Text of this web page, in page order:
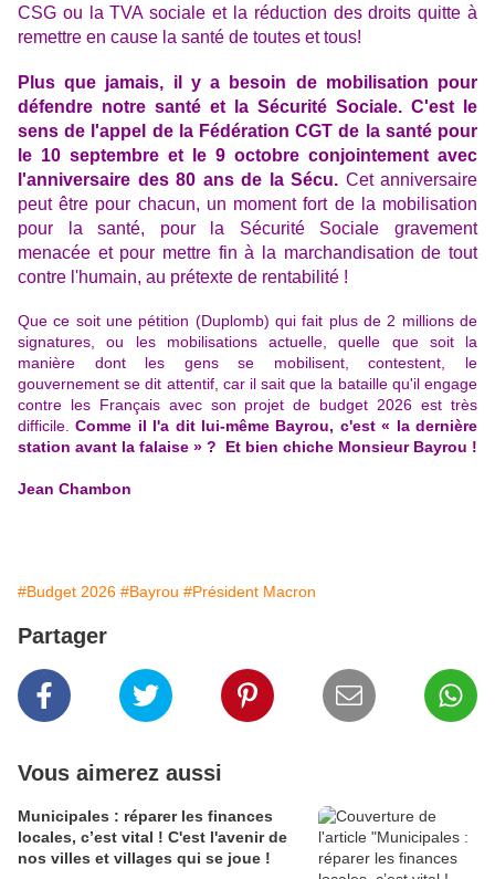
CSG ou la TVA sociale et la réduction des droits quitte à
remettre en cause la santé de toutes et tous!
Plus que jamais, il y a besoin de mobilisation pour
défendre notre santé et la Sécurité Sociale. C'est le
sens de l'appel de la Fédération CGT de la santé pour
le 10 septembre et le 9 octobre conjointement avec
l'anniversaire des 80 ans de la Sécu. Cet anniversaire
peut être pour chacun, un moment fort de la mobilisation
pour la santé, pour la Sécurité Sociale gravement
menacée et pour mettre fin à la marchandisation de tout
contre l'humain, au prétexte de rentabilité !
Que ce soit une pétition (Duplomb) qui fait plus de 2 millions de
signatures, ou les mobilisations actuelle, quelle que soit la
manière dont les gens se mobilisent, contestent, le
gouvernement se dit attentif, car il sait que la bataille qu'il engage
contre les Français avec son projet de budget 2026 est très
difficile.Comme il l'a dit lui-même Bayrou, c'est « la dernière
station avant la falaise » ?
Et bien chiche Monsieur Bayrou !
Jean Chambon
#Budget 2026 #Bayrou #Président Macron
Partager
Vous aimerez aussi
Municipales : réparer les finances
locales, c’est vital ! C'est l'avenir de
nos villes et villages qui se joue !